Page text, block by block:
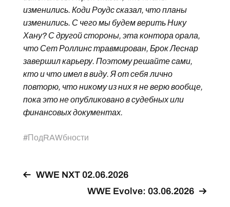
изменились. Коди Роудс сказал, что планы
изменились. С чего мы будем верить Нику
Хану? С другой стороны, эта контора орала,
что Сет Роллинс травмирован, Брок Леснар
завершил карьеру. Поэтому решайте сами,
кто и что имел в виду. Я от себя лично
повторю, что никому из них я не верю вообще,
пока это не опубликовано в судебных или
финансовых документах.
#ПодRAWбности
WWE NXT 02.06.2026
WWE Evolve: 03.06.2026